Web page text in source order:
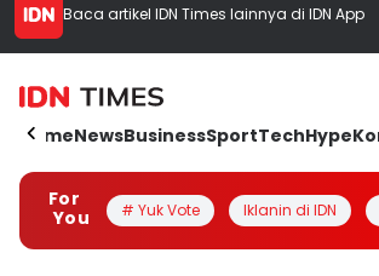
Baca artikel IDN Times lainnya di IDN App
HomeNewsBusinessSportTechHype
For
You
# Yuk Vote Iklanin di IDN